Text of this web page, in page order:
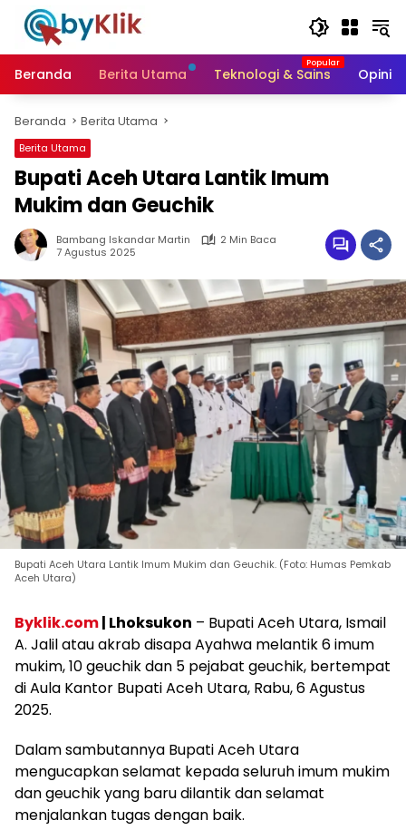
Langsung
konten
Beranda
Berita Utama Teknologi & Sains Opini
Beranda Berita Utama
Berita Utama
Bupati Aceh Utara Lantik Imum
Mukim dan Geuchik
Bambang Iskandar Martin
2 Min Baca
7 Agustus 2025
Bupati Aceh Utara Lantik Imum Mukim dan Geuchik. (Foto: Humas Pemkab
Aceh Utara)
Byklik.com| Lhoksukon – Bupati Aceh Utara, Ismail
A. Jalil atau akrab disapa Ayahwa melantik 6 imum
mukim, 10 geuchik dan 5 pejabat geuchik, bertempat
di Aula Kantor Bupati Aceh Utara, Rabu, 6 Agustus
2025.
Dalam sambutannya Bupati Aceh Utara
mengucapkan selamat kepada seluruh imum mukim
dan geuchik yang baru dilantik dan selamat
menjalankan tugas dengan baik.